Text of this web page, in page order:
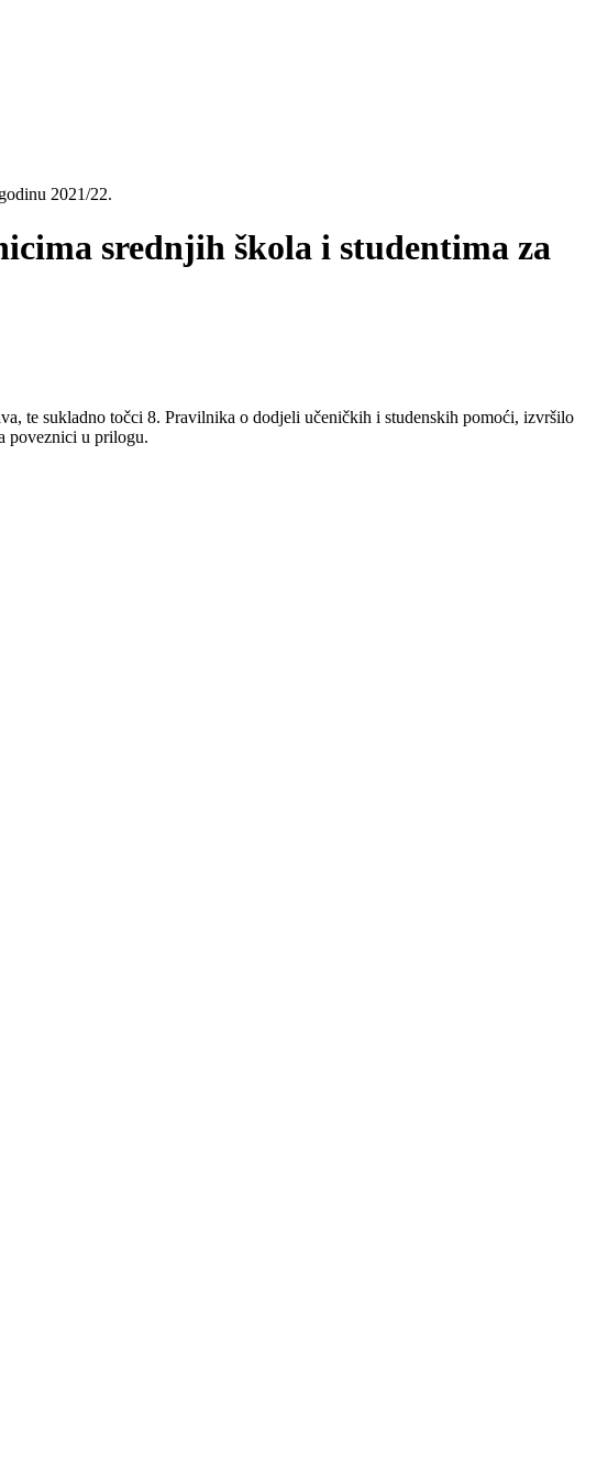
2021/22.
srednjih škola i studentima za
te sukladno točci 8. Pravilnika o dodjeli učeničkih i studenskih pomoći, izvršilo
poveznici u prilogu.